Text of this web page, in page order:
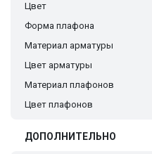
Цвет
Форма плафона
Материал арматуры
Цвет арматуры
Материал плафонов
Цвет плафонов
ДОПОЛНИТЕЛЬНО